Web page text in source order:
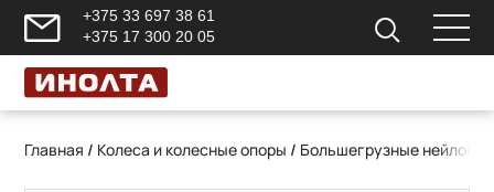
+375 33 697 38 61
+375 17 300 20 05
Главная / Колеса и колесные опоры / Большегрузные